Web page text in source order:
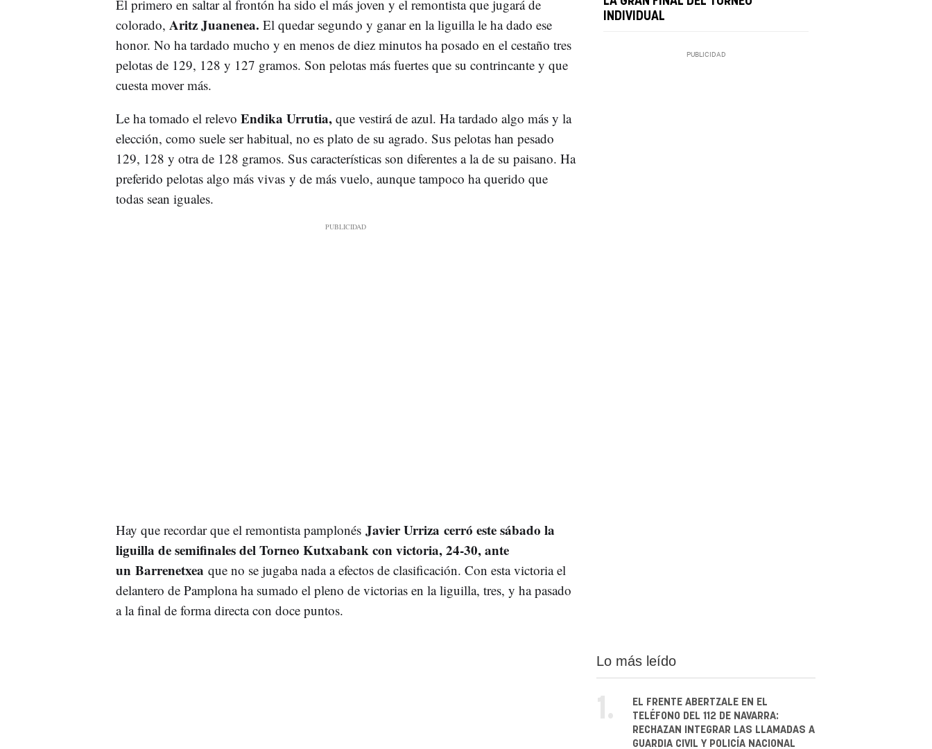
El primero en saltar al frontón ha sido el más joven y el remontista que jugará de
colorado, Aritz Juanenea. El quedar segundo y ganar en la liguilla le ha dado ese
honor. No ha tardado mucho y en menos de diez minutos ha posado en el cestaño tres
pelotas de 129, 128 y 127 gramos. Son pelotas más fuertes que su contrincante y que
cuesta mover más.
Le ha tomado el relevo Endika Urrutia,que vestirá de azul. Ha tardado algo más y la
elección, como suele ser habitual, no es plato de su agrado. Sus pelotas han pesado
129, 128 y otra de 128 gramos. Sus características son diferentes a la de su paisano. Ha
preferido pelotas algo más vivas y de más vuelo, aunque tampoco ha querido que
todas sean iguales.
Hay que recordar que el remontista pamplonésJavier Urriza cerró este sábado la
liguilla de semifinales del Torneo Kutxabank con victoria, 24-30, ante
un Barrenetxea que no se jugaba nada a efectos de clasificación. Con esta victoria el
delantero de Pamplona ha sumado el pleno de victorias en la liguilla, tres, y ha pasado
a la final de forma directa con doce puntos.
INDIVIDUAL
Lo más leído
1.
EL FRENTE ABERTZALE EN EL
TELÉFONO DEL 112 DE NAVARRA:
RECHAZAN INTEGRAR LAS LLAMADAS A
GUARDIA CIVIL Y POLICÍA NACIONAL